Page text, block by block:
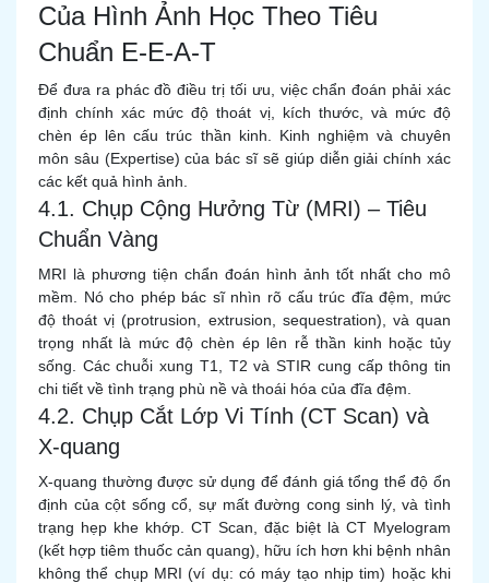
Của Hình Ảnh Học Theo Tiêu
Chuẩn E-E-A-T
Để đưa ra phác đồ điều trị tối ưu, việc chẩn đoán phải xác
định chính xác mức độ thoát vị, kích thước, và mức độ
chèn ép lên cấu trúc thần kinh. Kinh nghiệm và chuyên
môn sâu (Expertise) của bác sĩ sẽ giúp diễn giải chính xác
các kết quả hình ảnh.
4.1. Chụp Cộng Hưởng Từ (MRI) – Tiêu
Chuẩn Vàng
MRI là phương tiện chẩn đoán hình ảnh tốt nhất cho mô
mềm. Nó cho phép bác sĩ nhìn rõ cấu trúc đĩa đệm, mức
độ thoát vị (protrusion, extrusion, sequestration), và quan
trọng nhất là mức độ chèn ép lên rễ thần kinh hoặc tủy
sống. Các chuỗi xung T1, T2 và STIR cung cấp thông tin
chi tiết về tình trạng phù nề và thoái hóa của đĩa đệm.
4.2. Chụp Cắt Lớp Vi Tính (CT Scan) và
X-quang
X-quang thường được sử dụng để đánh giá tổng thể độ ổn
định của cột sống cổ, sự mất đường cong sinh lý, và tình
trạng hẹp khe khớp. CT Scan, đặc biệt là CT Myelogram
(kết hợp tiêm thuốc cản quang), hữu ích hơn khi bệnh nhân
không thể chụp MRI (ví dụ: có máy tạo nhịp tim) hoặc khi